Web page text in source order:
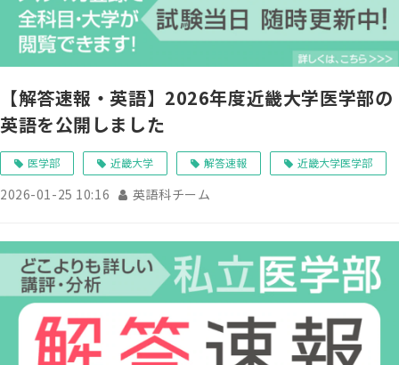
【解答速報・英語】2026年度近畿大学医学部の
英語を公開しました
医学部 近畿大学 解答速報 近畿大学医学部
2026-01-25 10:16 英語科チーム